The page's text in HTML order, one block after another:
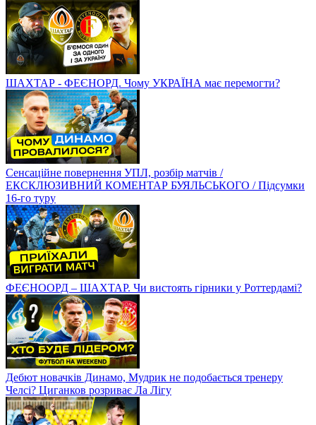
ШАХТАР - ФЕЄНОРД. Чому УКРАЇНА має перемогти?
Сенсаційне повернення УПЛ, розбір матчів /
ЕКСКЛЮЗИВНИЙ КОМЕНТАР БУЯЛЬСЬКОГО / Підсумки
16-го туру
ФЕЄНООРД – ШАХТАР. Чи вистоять гірники у Роттердамі?
Дебют новачків Динамо, Мудрик не подобається тренеру
Челсі? Циганков розриває Ла Лігу